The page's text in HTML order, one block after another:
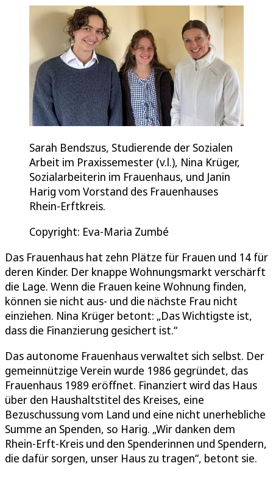
Sarah Bendszus, Studierende der Sozialen
Arbeit im Praxissemester (v.l.), Nina Krüger,
Sozialarbeiterin im Frauenhaus, und Janin
Harig vom Vorstand des Frauenhauses
Rhein-Erftkreis.
Copyright: Eva-Maria Zumbé
Das Frauenhaus hat zehn Plätze für Frauen und 14 für
deren Kinder. Der knappe Wohnungsmarkt verschärft
die Lage. Wenn die Frauen keine Wohnung finden,
können sie nicht aus- und die nächste Frau nicht
einziehen. Nina Krüger betont: „Das Wichtigste ist,
dass die Finanzierung gesichert ist.“
Das autonome Frauenhaus verwaltet sich selbst. Der
gemeinnützige Verein wurde 1986 gegründet, das
Frauenhaus 1989 eröffnet. Finanziert wird das Haus
über den Haushaltstitel des Kreises, eine
Bezuschussung vom Land und eine nicht unerhebliche
Summe an Spenden, so Harig. „Wir danken dem
Rhein-Erft-Kreis und den Spenderinnen und Spendern,
die dafür sorgen, unser Haus zu tragen“, betont sie.